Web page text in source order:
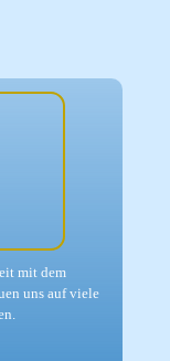
mit dem
uns auf viele